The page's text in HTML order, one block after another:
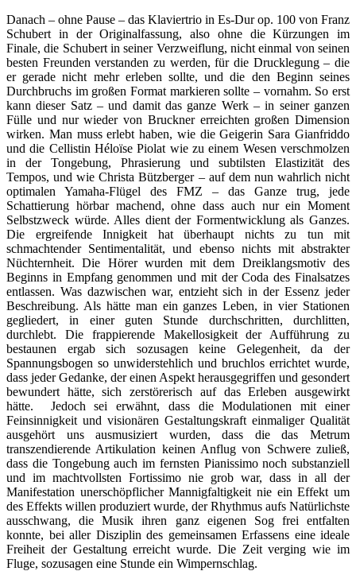
Danach – ohne Pause – das Klaviertrio in Es-Dur op. 100 von Franz
Schubert in der Originalfassung, also ohne die Kürzungen im
Finale, die Schubert in seiner Verzweiflung, nicht einmal von seinen
besten Freunden verstanden zu werden, für die Drucklegung – die
er gerade nicht mehr erleben sollte, und die den Beginn seines
Durchbruchs im großen Format markieren sollte – vornahm. So erst
kann dieser Satz – und damit das ganze Werk – in seiner ganzen
Fülle und nur wieder von Bruckner erreichten großen Dimension
wirken. Man muss erlebt haben, wie die Geigerin Sara Gianfriddo
und die Cellistin Héloïse Piolat wie zu einem Wesen verschmolzen
in der Tongebung, Phrasierung und subtilsten Elastizität des
Tempos, und wie Christa Bützberger – auf dem nun wahrlich nicht
optimalen Yamaha-Flügel des FMZ – das Ganze trug, jede
Schattierung hörbar machend, ohne dass auch nur ein Moment
Selbstzweck würde. Alles dient der Formentwicklung als Ganzes.
Die ergreifende Innigkeit hat überhaupt nichts zu tun mit
schmachtender Sentimentalität, und ebenso nichts mit abstrakter
Nüchternheit. Die Hörer wurden mit dem Dreiklangsmotiv des
Beginns in Empfang genommen und mit der Coda des Finalsatzes
entlassen. Was dazwischen war, entzieht sich in der Essenz jeder
Beschreibung. Als hätte man ein ganzes Leben, in vier Stationen
gegliedert, in einer guten Stunde durchschritten, durchlitten,
durchlebt. Die frappierende Makellosigkeit der Aufführung zu
bestaunen ergab sich sozusagen keine Gelegenheit, da der
Spannungsbogen so unwiderstehlich und bruchlos errichtet wurde,
dass jeder Gedanke, der einen Aspekt herausgegriffen und gesondert
bewundert hätte, sich zerstörerisch auf das Erleben ausgewirkt
hätte. Jedoch sei erwähnt, dass die Modulationen mit einer
Feinsinnigkeit und visionären Gestaltungskraft einmaliger Qualität
ausgehört uns ausmusiziert wurden, dass die das Metrum
transzendierende Artikulation keinen Anflug von Schwere zuließ,
dass die Tongebung auch im fernsten Pianissimo noch substanziell
und im machtvollsten Fortissimo nie grob war, dass in all der
Manifestation unerschöpflicher Mannigfaltigkeit nie ein Effekt um
des Effekts willen produziert wurde, der Rhythmus aufs Natürlichste
ausschwang, die Musik ihren ganz eigenen Sog frei entfalten
konnte, bei aller Disziplin des gemeinsamen Erfassens eine ideale
Freiheit der Gestaltung erreicht wurde. Die Zeit verging wie im
Fluge, sozusagen eine Stunde ein Wimpernschlag.